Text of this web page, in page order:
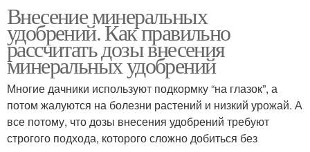
Внесение минеральных
удобрений. Как правильно
рассчитать дозы внесения
минеральных удобрений
Многие дачники используют подкормку “на глазок”, а
потом жалуются на болезни растений и низкий урожай. А
все потому, что дозы внесения удобрений требуют
строгого подхода, которого сложно добиться без